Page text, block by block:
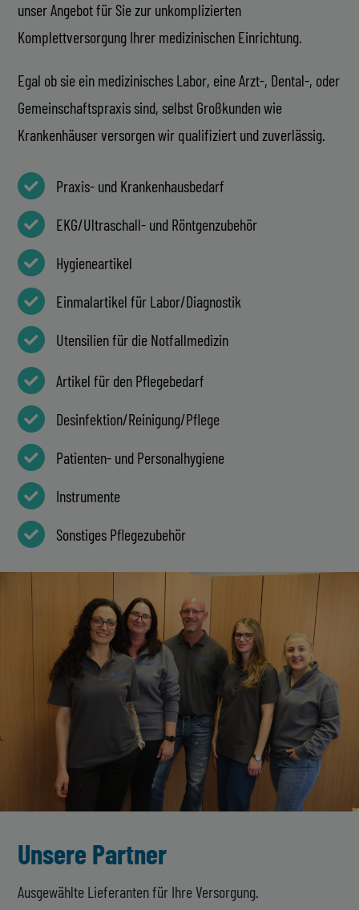
unser Angebot für Sie zur unkomplizierten
Komplettversorgung Ihrer medizinischen Einrichtung.
Egal ob sie ein medizinisches Labor, eine Arzt-, Dental-, oder
Gemeinschaftspraxis sind, selbst Großkunden wie
Krankenhäuser versorgen wir qualifiziert und zuverlässig.
Praxis- und Krankenhausbedarf
EKG/Ultraschall- und Röntgenzubehör
Hygieneartikel
Einmalartikel für Labor/Diagnostik
Utensilien für die Notfallmedizin
Artikel für den Pflegebedarf
Desinfektion/Reinigung/Pflege
Patienten- und Personalhygiene
Instrumente
Sonstiges Pflegezubehör
Unsere Partner
Ausgewählte Lieferanten für Ihre Versorgung.